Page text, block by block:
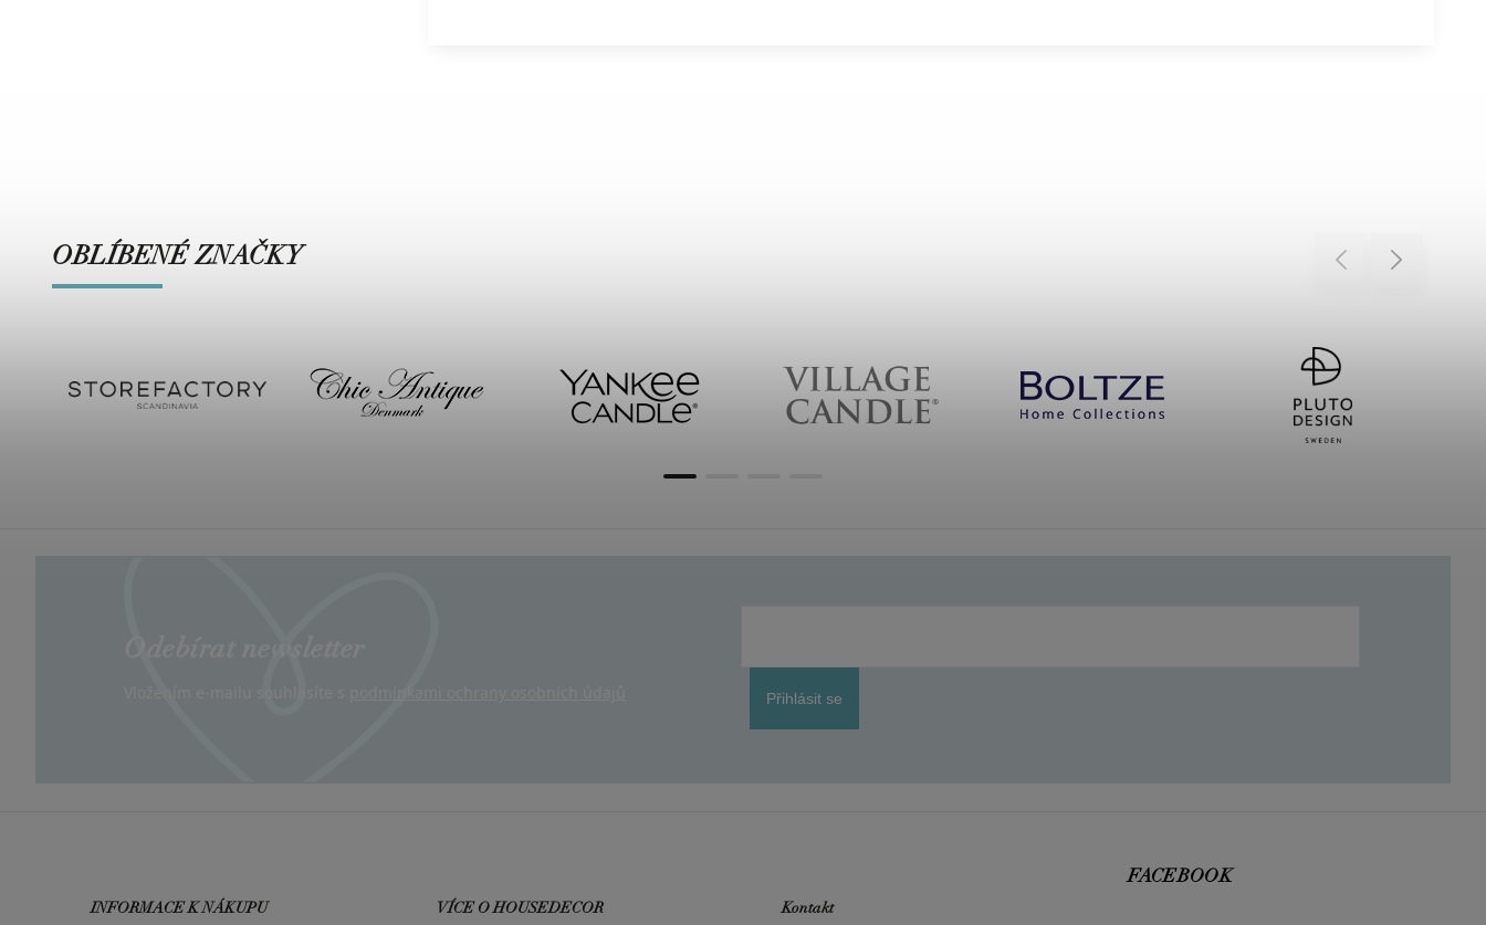
OBLÍBENÉ ZNAČKY Previous Next
Přihlásit se
INFORMACE K NÁKUPU VÍCE O HOUSEDECOR Kontakt
FACEBOOK